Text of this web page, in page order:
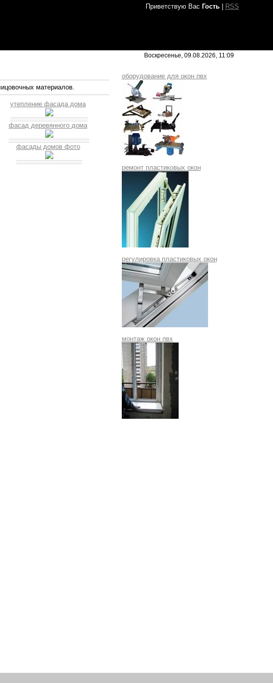
Приветствую Вас Гость| RSS
Воскресенье, 09.08.2026, 11:09
материалов.
утепление фасада дома
фасад деревянного дома
фасады домов фото
оборудование для окон пвх
ремонт пластиковых окон
регулировка пластиковых окон
монтаж окон пвх